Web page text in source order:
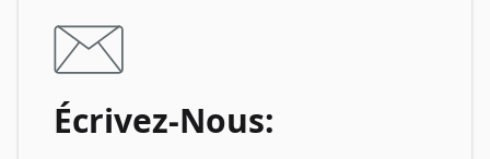
Écrivez-Nous: